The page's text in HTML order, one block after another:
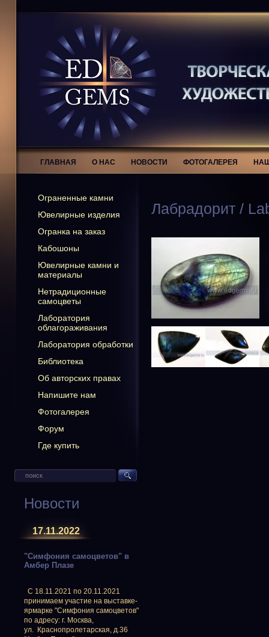
ГЛАВНАЯ О НАС НОВОСТИ ФОТОГАЛЕРЕЯ
Лабрадорит /
Ограненные камни
Ювелирные изделия
Огранка на заказ
Кабошоны
Ювелирные камни и
материалы
Нетрадиционные
самоцветы
Лаборатория
облагораживания
Лаборатория обработки
Библиотека
Об авторских правах
Напишите нам
Фотогалерея
Форум
Где купить
Новости
17.11.2022
"Симфония самоцветов" в
Амбер Плазе
С 18.11.2021 по 20.11.2021
принимаем участие на выставке-
ярмарке "Симфония самоцветов"
по адресу: г. Москва,
ул. Краснопролетарская, д.36